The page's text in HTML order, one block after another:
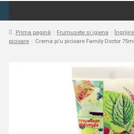
Prima pagină Frumusete si igiena
picioare
Crema p/u picioare Family Doctor